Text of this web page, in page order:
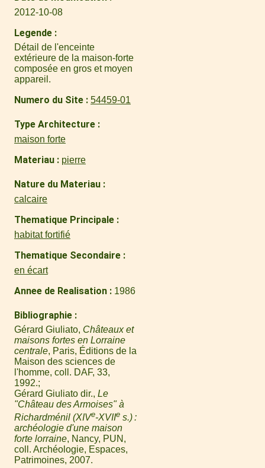
2012-10-08
Legende
Détail de l'enceinte
extérieure de la maison-forte
composée en gros et moyen
appareil.
Numero du Site 54459-01
Type Architecture
maison forte
Materiau pierre
Nature du Materiau
calcaire
Thematique Principale
habitat fortifié
Thematique Secondaire
en écart
Annee de Realisation 1986
Bibliographie
Gérard Giuliato, Châteaux et
maisons fortes en Lorraine
centrale, Paris, Éditions de la
Maison des sciences de
l'homme, coll. DAF, 33,
1992.
Gérard Giuliato dir., Le
"Château des Armoises" à
Richardménil (XIVe-XVIIe s.) :
archéologie d'une maison
forte lorraine, Nancy, PUN,
coll. Archéologie, Espaces,
Patrimoines, 2007.